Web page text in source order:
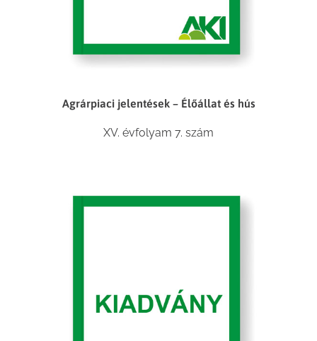
Agrárpiaci jelentések – Élőállat és hús
XV. évfolyam 7. szám